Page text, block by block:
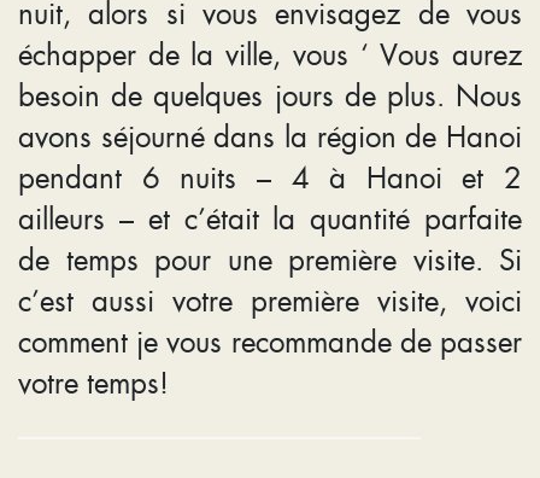
nuit, alors si vous envisagez de vous
échapper de la ville, vous ‘ Vous aurez
besoin de quelques jours de plus. Nous
avons séjourné dans la région de Hanoi
pendant 6 nuits – 4 à Hanoi et 2
ailleurs – et c’était la quantité parfaite
de temps pour une première visite. Si
c’est aussi votre première visite, voici
comment je vous recommande de passer
votre temps!